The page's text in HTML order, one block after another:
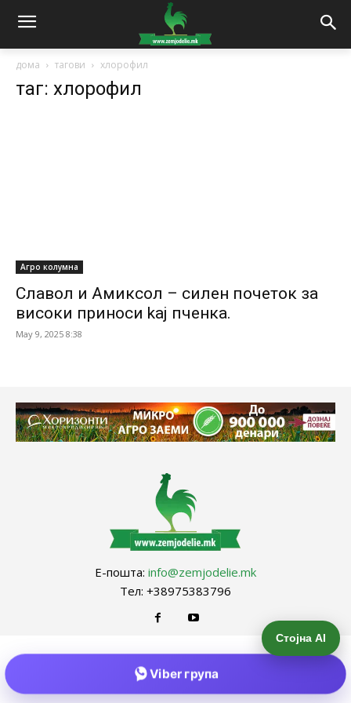
дома тагови хлорофил
таг: хлорофил
Агро колумна
Славол и Амиксол – силен почеток за
високи приноси kaj пченка.
May 9, 2025 8:38
Е-пошта: info@zemjodelie.mk
Тел: +38975383796
Стојна AI
Viber група